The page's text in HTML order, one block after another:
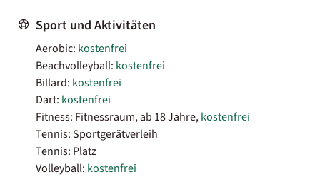
Sport und Aktivitäten
Aerobic: kostenfrei
Beachvolleyball: kostenfrei
Billard: kostenfrei
Dart: kostenfrei
Fitness: Fitnessraum, ab 18 Jahre,kostenfrei
Tennis: Sportgerätverleih
Tennis: Platz
Volleyball: kostenfrei